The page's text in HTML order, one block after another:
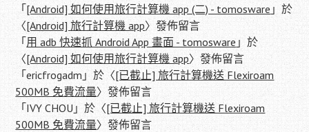
「[Android] 如何使用旅行計算機 app (二) - tomosware 」於
〈[Android] 旅行計算機 app〉發佈留言
「用 adb 快速抓 Android App 畫面 - tomosware 」於
〈[Android] 如何使用旅行計算機 app〉發佈留言
「ericfrogadm 」於〈[已截止] 旅行計算機送 Flexiroam
500MB 免費流量〉發佈留言
「IVY CHOU 」於〈[已截止] 旅行計算機送 Flexiroam
500MB 免費流量〉發佈留言